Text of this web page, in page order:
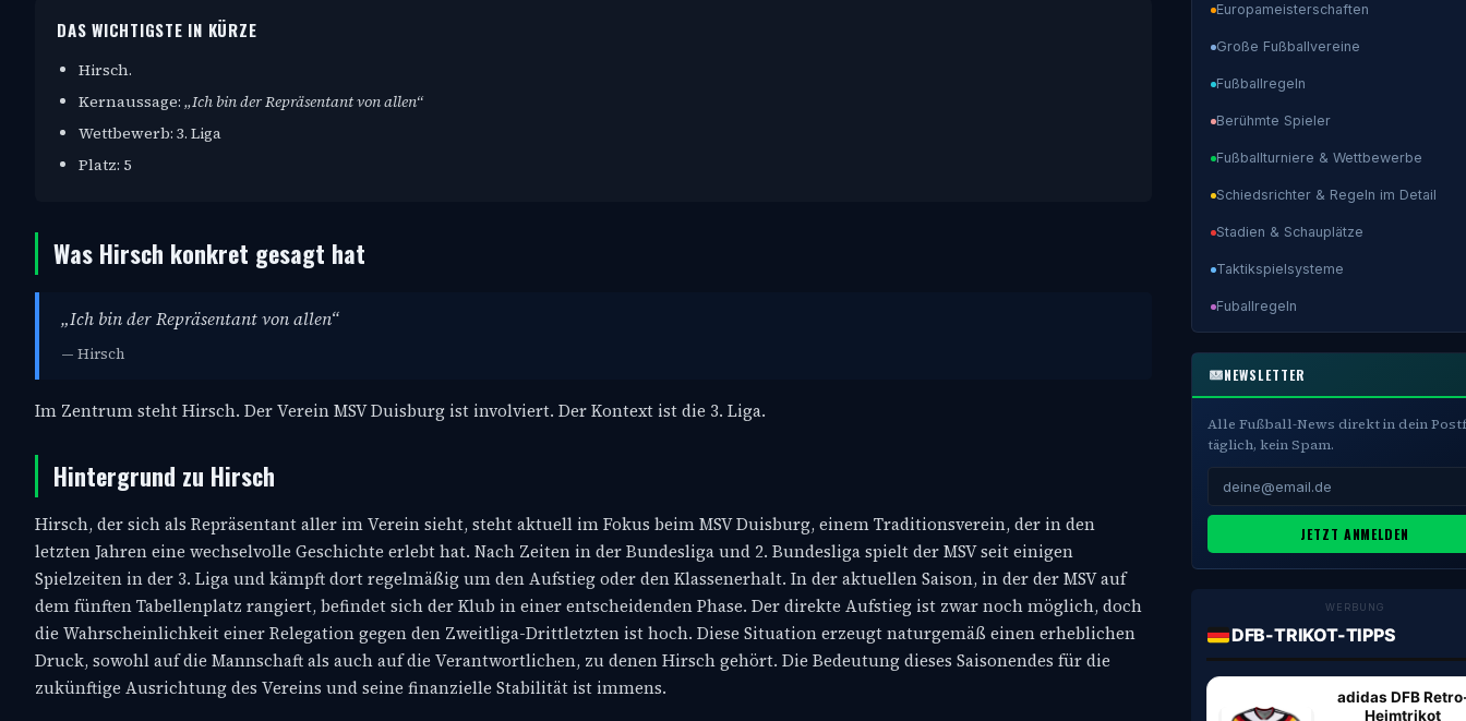
DAS WICHTIGSTE IN KÜRZE
Hirsch.
Kernaussage: „Ich bin der Repräsentant von allen“
Wettbewerb: 3. Liga
Platz: 5
Was Hirsch konkret gesagt hat
„Ich bin der Repräsentant von allen“
— Hirsch
Im Zentrum steht Hirsch. Der Verein MSV Duisburg ist involviert. Der Kontext ist die 3. Liga.
Hintergrund zu Hirsch
Hirsch, der sich als Repräsentant aller im Verein sieht, steht aktuell im Fokus beim MSV Duisburg, einem Traditionsverein, der in den
letzten Jahren eine wechselvolle Geschichte erlebt hat. Nach Zeiten in der Bundesliga und 2. Bundesliga spielt der MSV seit einigen
Spielzeiten in der 3. Liga und kämpft dort regelmäßig um den Aufstieg oder den Klassenerhalt. In der aktuellen Saison, in der der MSV auf
dem fünften Tabellenplatz rangiert, befindet sich der Klub in einer entscheidenden Phase. Der direkte Aufstieg ist zwar noch möglich, doch
die Wahrscheinlichkeit einer Relegation gegen den Zweitliga-Drittletzten ist hoch. Diese Situation erzeugt naturgemäß einen erheblichen
Druck, sowohl auf die Mannschaft als auch auf die Verantwortlichen, zu denen Hirsch gehört. Die Bedeutung dieses Saisonendes für die
zukünftige Ausrichtung des Vereins und seine finanzielle Stabilität ist immens.
Europameisterschaften
Große Fußballvereine
Fußballregeln
Berühmte Spieler
Fußballturniere & Wettbewerbe
Schiedsrichter & Regeln im Detail
Stadien & Schauplätze
Taktikspielsysteme
Fuballregeln
NEWSLETTER
Alle Fußball-News direkt in dein
täglich, kein Spam.
JETZT ANMELDEN
WERBUNG
DFB-TRIKOT-TIPPS
adidas DFB
Heimtrikot